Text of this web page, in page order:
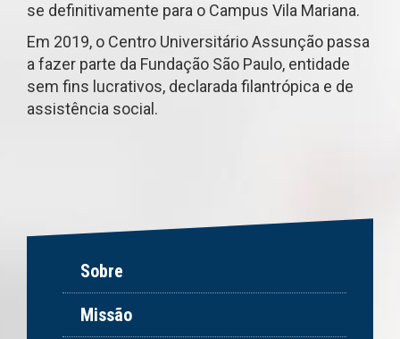
se definitivamente para o Campus Vila Mariana.
Em 2019, o Centro Universitário Assunção passa
a fazer parte da Fundação São Paulo, entidade
sem fins lucrativos, declarada filantrópica e de
assistência social.
Sobre
Missão